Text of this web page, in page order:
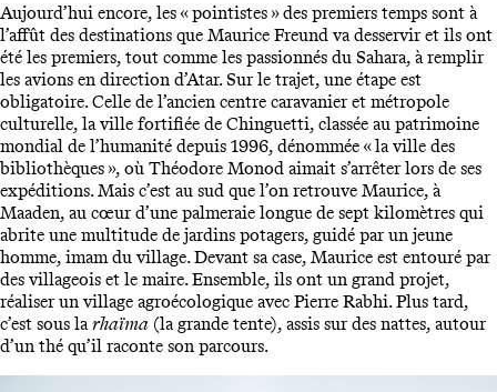
Aujourd’hui encore, les « pointistes » des premiers temps sont à
l’affût des destinations que Maurice Freund va desservir et ils ont
été les premiers, tout comme les passionnés du Sahara, à remplir
les avions en direction d’Atar. Sur le trajet, une étape est
obligatoire. Celle de l’ancien centre caravanier et métropole
culturelle, la ville fortifiée de Chinguetti, classée au patrimoine
mondial de l’humanité depuis 1996, dénommée « la ville des
bibliothèques », où Théodore Monod aimait s’arrêter lors de ses
expéditions. Mais c’est au sud que l’on retrouve Maurice, à
Maaden, au cœur d’une palmeraie longue de sept kilomètres qui
abrite une multitude de jardins potagers, guidé par un jeune
homme, imam du village. Devant sa case, Maurice est entouré par
des villageois et le maire. Ensemble, ils ont un grand projet,
réaliser un village agroécologique avec Pierre Rabhi. Plus tard,
c’est sous la rhaïma (la grande tente), assis sur des nattes, autour
d’un thé qu’il raconte son parcours.